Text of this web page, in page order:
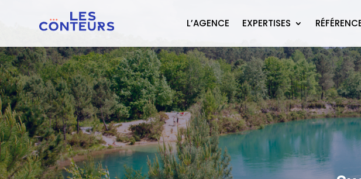
L’AGENCE EXPERTISES